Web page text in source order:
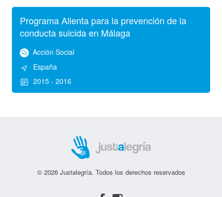
Programa Alienta para la prevención de la
conducta suicida en Málaga
Acción Social
España
2015 - 2016
© 2026 Justalegría. Todos los derechos reservados